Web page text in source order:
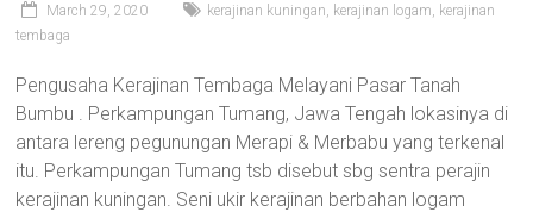
March 29, 2020 kerajinan kuningan, kerajinan logam, kerajinan
tembaga
Pengusaha Kerajinan Tembaga Melayani Pasar Tanah
Bumbu . Perkampungan Tumang, Jawa Tengah lokasinya di
antara lereng pegunungan Merapi & Merbabu yang terkenal
itu. Perkampungan Tumang tsb disebut sbg sentra perajin
kerajinan kuningan. Seni ukir kerajinan berbahan logam